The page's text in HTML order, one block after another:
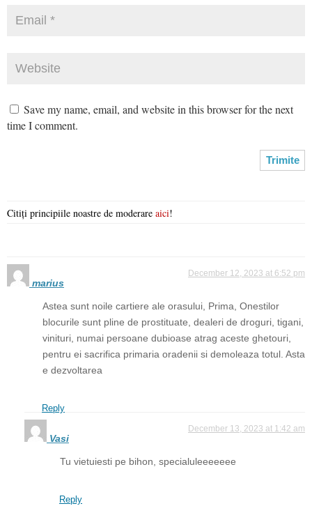
Save my name, email, and website in this browser for the next
time I comment.
Citiți principiile noastre de moderare aici!
marius
December 12, 2023 at 6:52 pm
Astea sunt noile cartiere ale orasului, Prima, Onestilor
blocurile sunt pline de prostituate, dealeri de droguri, tigani,
vinituri, numai persoane dubioase atrag aceste ghetouri,
pentru ei sacrifica primaria oradenii si demoleaza totul. Asta
e dezvoltarea
Reply
Vasi
December 13, 2023 at 1:42 am
Tu vietuiesti pe bihon, specialuleeeeeee
Reply